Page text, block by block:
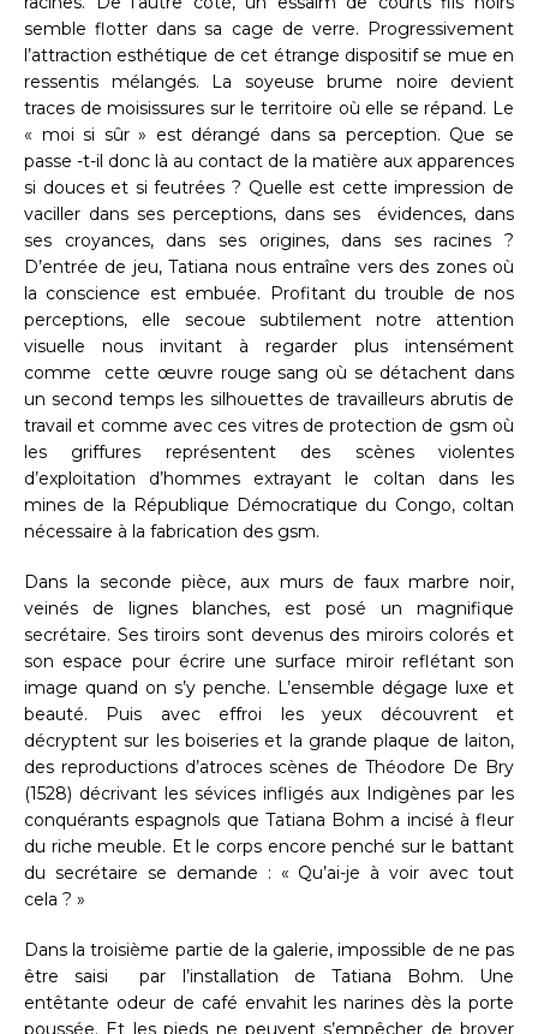
semble flotter dans sa cage de verre. Progressivement
l’attraction esthétique de cet étrange dispositif se mue en
ressentis mélangés. La soyeuse brume noire devient
traces de moisissures sur le territoire où elle se répand. Le
« moi si sûr » est dérangé dans sa perception. Que se
passe -t-il donc là au contact de la matière aux apparences
si douces et si feutrées ? Quelle est cette impression de
vaciller dans ses perceptions, dans ses évidences, dans
ses croyances, dans ses origines, dans ses racines ?
D’entrée de jeu, Tatiana nous entraîne vers des zones où
la conscience est embuée. Profitant du trouble de nos
perceptions, elle secoue subtilement notre attention
visuelle nous invitant à regarder plus intensément
comme cette œuvre rouge sang où se détachent dans
un second temps les silhouettes de travailleurs abrutis de
travail et comme avec ces vitres de protection de gsm où
les griffures représentent des scènes violentes
d’exploitation d’hommes extrayant le coltan dans les
mines de la République Démocratique du Congo, coltan
nécessaire à la fabrication des gsm.
Dans la seconde pièce, aux murs de faux marbre noir,
veinés de lignes blanches, est posé un magnifique
secrétaire. Ses tiroirs sont devenus des miroirs colorés et
son espace pour écrire une surface miroir reflétant son
image quand on s’y penche. L’ensemble dégage luxe et
beauté. Puis avec effroi les yeux découvrent et
décryptent sur les boiseries et la grande plaque de laiton,
des reproductions d’atroces scènes de Théodore De Bry
(1528) décrivant les sévices infligés aux Indigènes par les
conquérants espagnols que Tatiana Bohm a incisé à fleur
du riche meuble. Et le corps encore penché sur le battant
du secrétaire se demande : « Qu’ai-je à voir avec tout
cela ? »
Dans la troisième partie de la galerie, impossible de ne pas
être saisi par l’installation de Tatiana Bohm. Une
entêtante odeur de café envahit les narines dès la porte
poussée. Et les pieds ne peuvent s’empêcher de broyer